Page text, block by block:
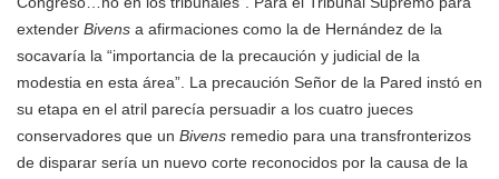
extender Bivens a afirmaciones como la de Hernández de la
socavaría la “importancia de la precaución y judicial de la
modestia en esta área”. La precaución Señor de la Pared instó en
su etapa en el atril parecía persuadir a los cuatro jueces
conservadores que un Bivens remedio para una transfronterizos
de disparar sería un nuevo corte reconocidos por la causa de la